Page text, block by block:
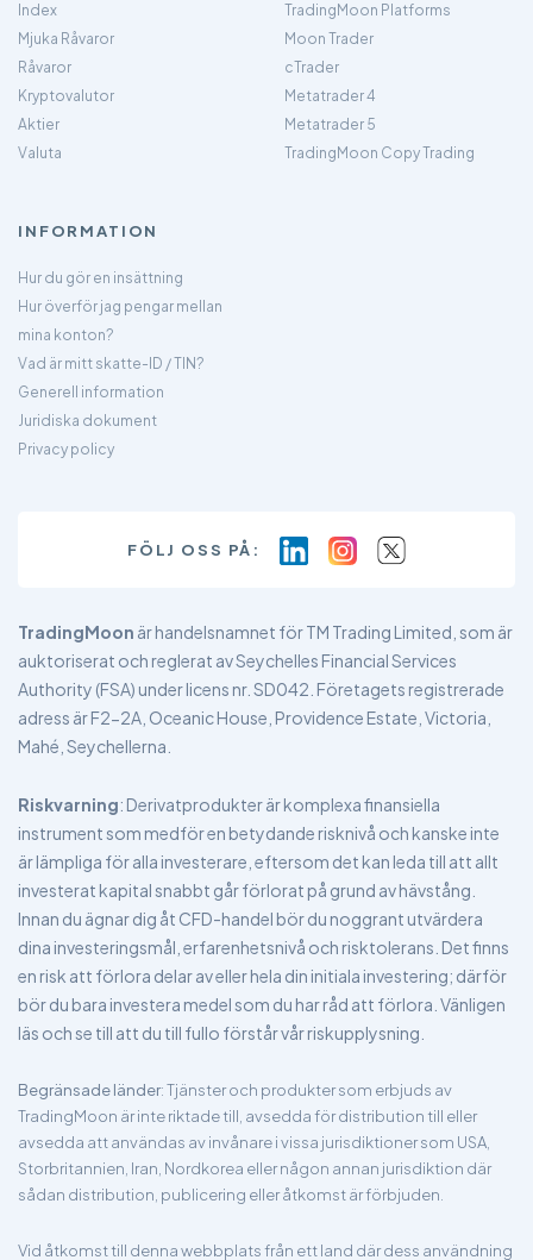
Index
Mjuka Råvaror
Råvaror
Kryptovalutor
Aktier
Valuta
TradingMoon Platforms
Moon Trader
cTrader
Metatrader 4
Metatrader 5
TradingMoon Copy Trading
INFORMATION
Hur du gör en insättning
Hur överför jag pengar mellan
mina konton?
Vad är mitt skatte-ID / TIN?
Generell information
Juridiska dokument
Privacy policy
FÖLJ OSS PÅ:
TradingMoon är handelsnamnet för TM Trading Limited, som är
auktoriserat och reglerat av Seychelles Financial Services
Authority (FSA) under licens nr. SD042. Företagets registrerade
adress är F2-2A, Oceanic House, Providence Estate, Victoria,
Mahé, Seychellerna.
Riskvarning: Derivatprodukter är komplexa finansiella
instrument som medför en betydande risknivå och kanske inte
är lämpliga för alla investerare, eftersom det kan leda till att allt
investerat kapital snabbt går förlorat på grund av hävstång.
Innan du ägnar dig åt CFD-handel bör du noggrant utvärdera
dina investeringsmål, erfarenhetsnivå och risktolerans. Det finns
en risk att förlora delar av eller hela din initiala investering; därför
bör du bara investera medel som du har råd att förlora. Vänligen
läs och se till att du till fullo förstår vår riskupplysning.
Begränsade länder: Tjänster och produkter som erbjuds av
TradingMoon är inte riktade till, avsedda för distribution till eller
avsedda att användas av invånare i vissa jurisdiktioner som USA,
Storbritannien, Iran, Nordkorea eller någon annan jurisdiktion där
sådan distribution, publicering eller åtkomst är förbjuden.
Vid åtkomst till denna webbplats från ett land där dess användning